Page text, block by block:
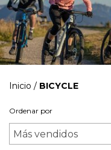
Inicio / BICYCLE
Ordenar por